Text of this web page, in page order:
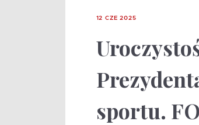
12 CZE 2025
sportu.